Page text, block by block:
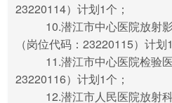
23220114）计划1个；
10.潜江市中心医院放射
（岗位代码：23220115）计划
11.潜江市中心医院检验
23220116）计划1个；
12.潜江市人民医院放射